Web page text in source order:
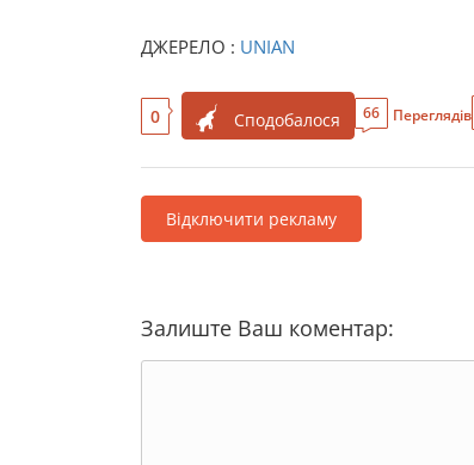
ДЖЕРЕЛО : UNIAN
0 Сподобалося 66 Переглядів
Відключити рекламу
Залиште Ваш коментар: